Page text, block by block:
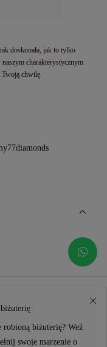
doskonała, jak to tylko
charakterystycznym
chwilę.
robioną biżuterię? Weź
swoje marzenie o